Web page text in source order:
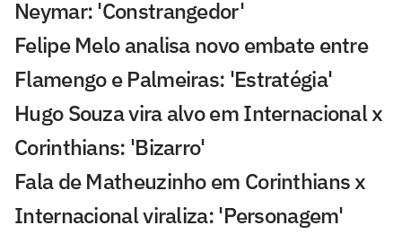
Neymar: 'Constrangedor'
Felipe Melo analisa novo embate entre
Flamengo e Palmeiras: 'Estratégia'
Hugo Souza vira alvo em Internacional x
Corinthians: 'Bizarro'
Fala de Matheuzinho em Corinthians x
Internacional viraliza: 'Personagem'